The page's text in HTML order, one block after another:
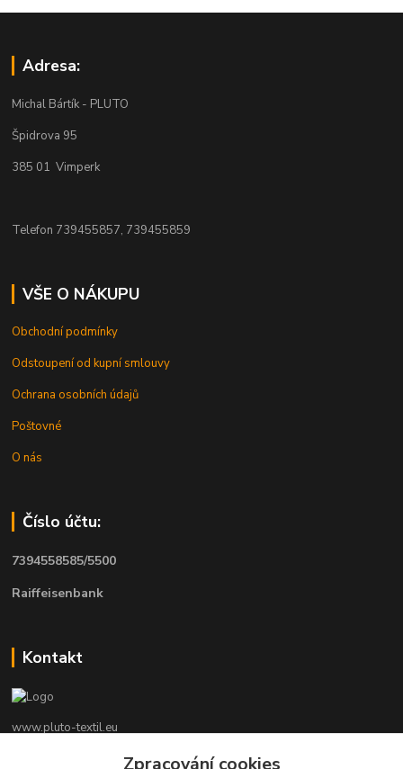
Adresa:
Michal Bártík - PLUTO
Špidrova 95
385 01 Vimperk
Telefon 739455857, 739455859
VŠE O NÁKUPU
Obchodní podmínky
Odstoupení od kupní smlouvy
Ochrana osobních údajů
Poštovné
O nás
Číslo účtu:
7394558585/5500
Raiffeisenbank
Kontakt
www.pluto-textil.eu
Zpracování cookies